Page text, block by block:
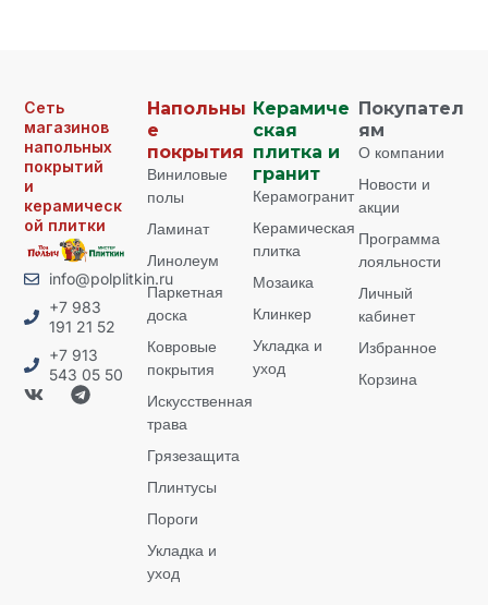
Сеть
магазинов
напольных
покрытий
и
керамическ
ой плитки
info@polplitkin.ru
+7 983
191 21 52
+7 913
543 05 50
Напольны
е
покрытия
Виниловые
полы
Ламинат
Линолеум
Паркетная
доска
Ковровые
покрытия
Искусственная
трава
Грязезащита
Плинтусы
Пороги
Укладка и
уход
Керамиче
ская
плитка и
гранит
Керамогранит
Керамическая
плитка
Мозаика
Клинкер
Укладка и
уход
Покупател
ям
О компании
Новости и
акции
Программа
лояльности
Личный
кабинет
Избранное
Корзина